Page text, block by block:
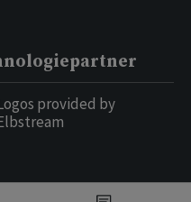
provided by